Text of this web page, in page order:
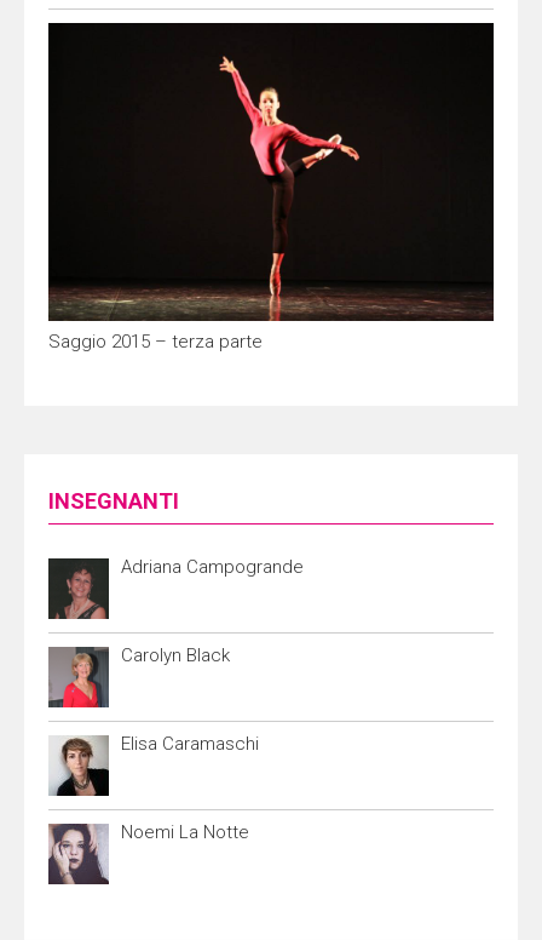
Saggio 2015 – terza parte
INSEGNANTI
Adriana Campogrande
Carolyn Black
Elisa Caramaschi
Noemi La Notte